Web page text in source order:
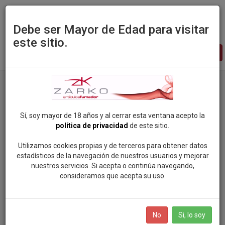
Debe ser Mayor de Edad para visitar
este sitio.
Sí, soy mayor de 18 años y al cerrar esta ventana acepto la
política de privacidad de este sitio.
Utilizamos cookies propias y de terceros para obtener datos
estadísticos de la navegación de nuestros usuarios y mejorar
nuestros servicios. Si acepta o continúa navegando,
consideramos que acepta su uso.
No Si, lo soy
Zarko
pagina
Productos
Categoria: CIG. ELECTRONICOS Y LIQUIDOS
ROCK SOUL POP